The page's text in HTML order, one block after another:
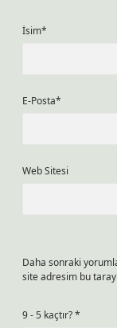
İsim*
E-Posta*
Web Sitesi
Daha sonraki
site adresim bu
9 - 5 kaçtır?*